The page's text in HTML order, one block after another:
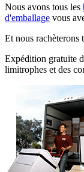
Nous avons tous les
d'emballage vous
Et nous rachèterons
Expédition gratuite
limitrophes et des